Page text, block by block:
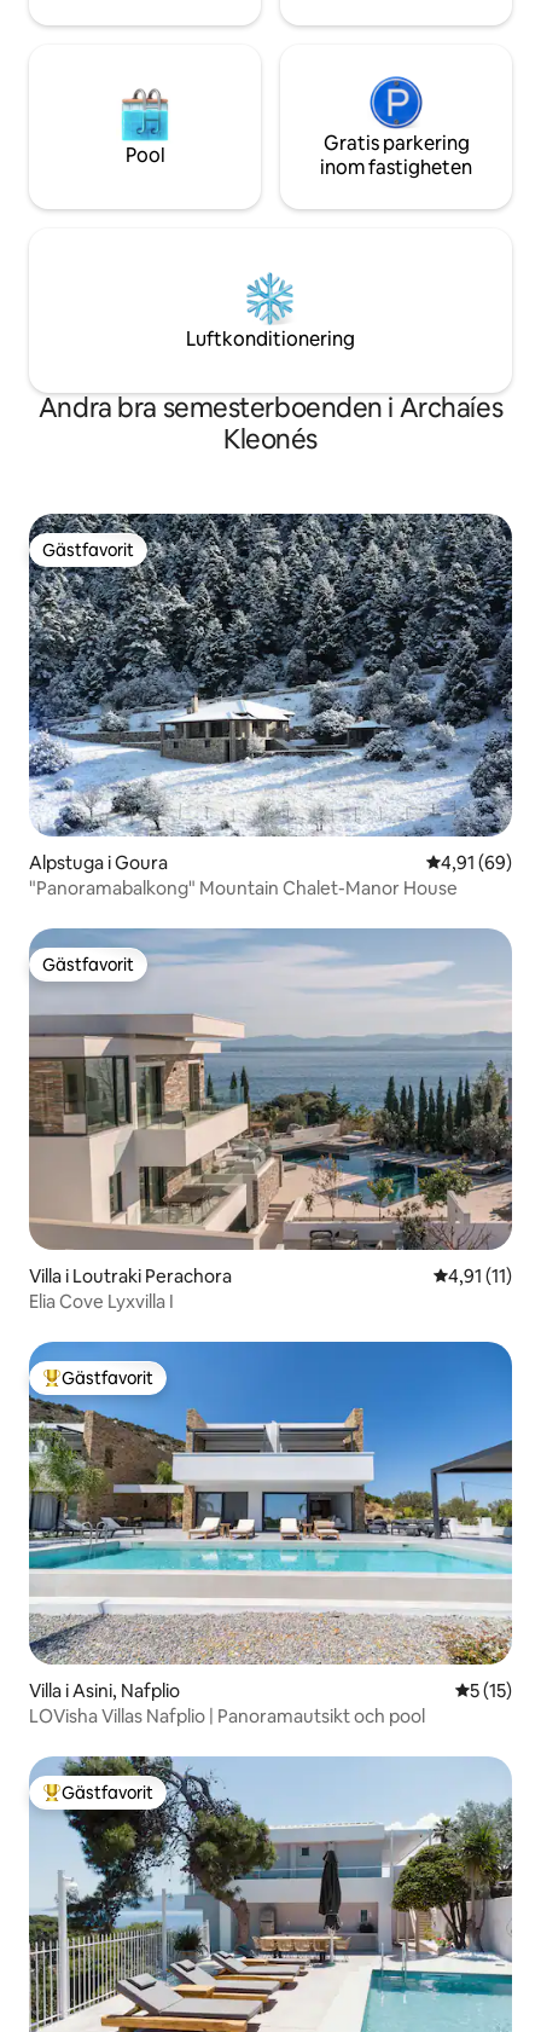
Pool
Gratis parkering
inom fastigheten
Luftkonditionering
Andra bra semesterboenden i Archaíes
Kleonés
Gästfavorit
Gästfavorit
Alpstuga i Goura 4,91 av 5 i
4,91 (69)
"Panoramabalkong" Mountain Chalet-Manor House
Gästfavorit
Gästfavorit
Villa i Loutraki Perachora 4,91 av 5 i
4,91 (11)
Elia Cove Lyxvilla I
Populär gästfavorit
Gästfavorit
Villa i Asini, Nafplio 5 av 5 i
5 (15)
LOVisha Villas Nafplio | Panoramautsikt och pool
Populär gästfavorit
Gästfavorit